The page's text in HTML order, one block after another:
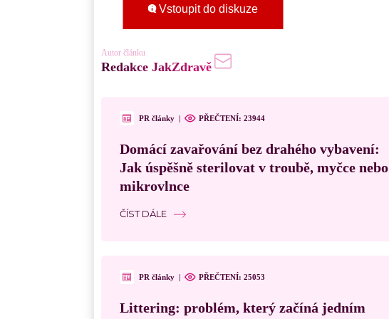
Vstoupit do diskuze
Autor článku
Redakce JakZdravě
PR články | PŘEČTENÍ: 23944
Domácí zavařování bez drahého vybavení:
Jak úspěšně sterilovat v troubě, myčce nebo
mikrovlnce
ČÍST DÁLE
PR články | PŘEČTENÍ: 25053
Littering: problém, který začíná jedním